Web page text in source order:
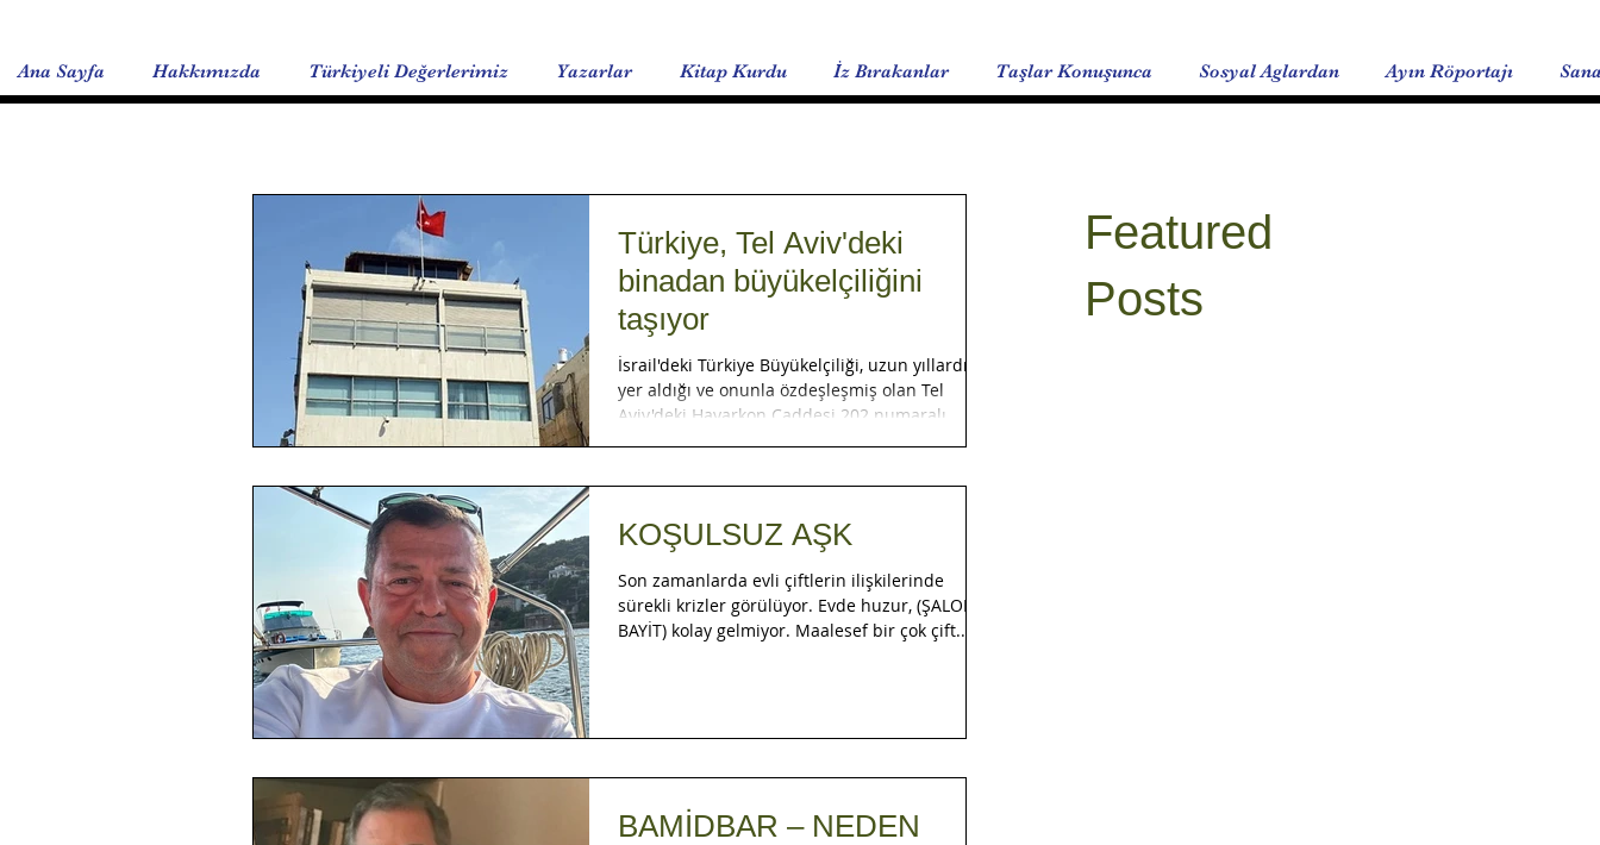
Ana Sayfa Hakkımızda Türkiyeli Değerlerimiz Yazarlar Kitap Kurdu İz Bırakanlar Taşlar Konuşunca Sosyal Aglardan Ayın Röportajı
Türkiye, Tel Aviv'deki
binadan büyükelçiliğini
taşıyor
İsrail'deki Türkiye Büyükelçiliği, uzun yıllardır
yer aldığı ve onunla özdeşleşmiş olan Tel
Aviv'deki Hayarkon Caddesi 202 numaralı...
KOŞULSUZ AŞK
Son zamanlarda evli çiftlerin ilişkilerinde
sürekli krizler görülüyor. Evde huzur, (ŞALOM
BAYİT) kolay gelmiyor. Maalesef bir çok çift...
BAMİDBAR – NEDEN
Featured
Posts